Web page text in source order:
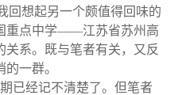
回想起另一个颇值得回味的
重点中学——江苏省苏州高
系。既与笔者有关，又反
一群。
已经记不清楚了。但笔者